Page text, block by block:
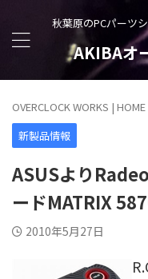
秋葉原のPCパーツ
AKIBAオ
OVERCLOCK WORKS | HOME
新製品情報
ASUSより
ードMATRIX
2010年5月27日